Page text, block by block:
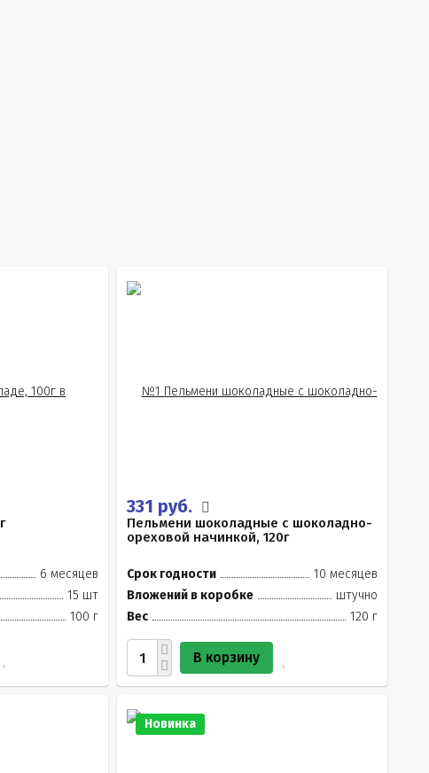
6 месяцев
15 шт
100 г
331 руб.
Пельмени шоколадные с шоколадно-
ореховой начинкой, 120г
Срок годности
10 месяцев
Вложений в коробке
штучно
Вес
120 г
В корзину
Новинка